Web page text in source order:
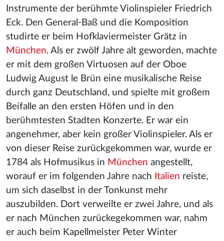
Instrumente der berühmte Violinspieler Friedrich
Eck. Den General-Baß und die Komposition
studirte er beim Hofklaviermeister Grätz in
München. Als er zwölf Jahre alt geworden, machte
er mit dem großen Virtuosen auf der Oboe
Ludwig August le Brün eine musikalische Reise
durch ganz Deutschland, und spielte mit großem
Beifalle an den ersten Höfen und in den
berühmtesten Stadten Konzerte. Er war ein
angenehmer, aber kein großer Violinspieler. Als er
von dieser Reise zurückgekommen war, wurde er
1784 als Hofmusikus in München angestellt,
worauf er im folgenden Jahre nach Italien reiste,
um sich daselbst in der Tonkunst mehr
auszubilden. Dort verweilte er zwei Jahre, und als
er nach München zurückegekommen war, nahm
er auch beim Kapellmeister Peter Winter